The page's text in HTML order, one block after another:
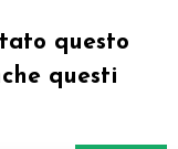
questo
questi